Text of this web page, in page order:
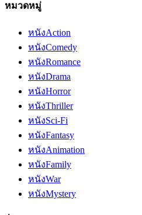
หมวดหมู่
หนังAction
หนังComedy
หนังRomance
หนังDrama
หนังHorror
หนังThriller
หนังSci-Fi
หนังFantasy
หนังAnimation
หนังFamily
หนังWar
หนังMystery